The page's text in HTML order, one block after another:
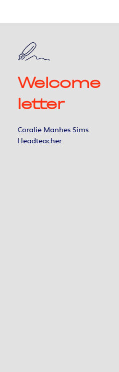
Welcome
letter
Coralie Manhes Sims
Headteacher